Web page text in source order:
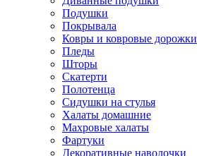
Подушки
Покрывала
Ковры и ковровые дорожки
Пледы
Шторы
Скатерти
Полотенца
Сидушки на стулья
Халаты домашние
Махровые халаты
Фартуки
Декоративные наволочки